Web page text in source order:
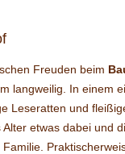
Freuden beim
langweilig. In einem
Leseratten und
etwas dabei und